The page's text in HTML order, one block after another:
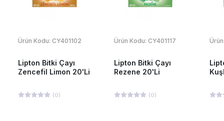
Ürün Kodu: CY401102
Lipton Bitki Çayı
Zencefil Limon 20'Li
(0)
Ürün Kodu: CY401117
Lipton Bitki Çayı
Rezene 20'Li
(0)